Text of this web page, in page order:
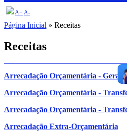
A+A-
Página Inicial » Receitas
Receitas
Arrecadação Orçamentária - Geral
Arrecadação Orçamentária -
Arrecadação Orçamentária -
Arrecadação Extra-Orçamentária